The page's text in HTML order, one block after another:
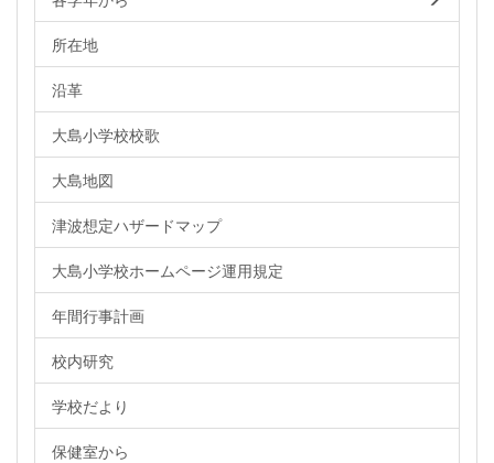
所在地
沿革
大島小学校校歌
大島地図
津波想定ハザードマップ
大島小学校ホームページ運用規定
年間行事計画
校内研究
学校だより
保健室から